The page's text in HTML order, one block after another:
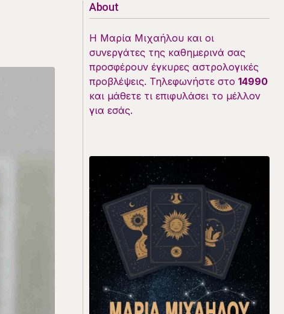
About
Η Μαρία Μιχαήλου και οι
συνεργάτες της καθημερινά σας
προσφέρουν έγκυρες αστρολογικές
προβλέψεις. Τηλεφωνήστε στο 14990
και μάθετε τι επιφυλάσει το μέλλον
για εσάς.